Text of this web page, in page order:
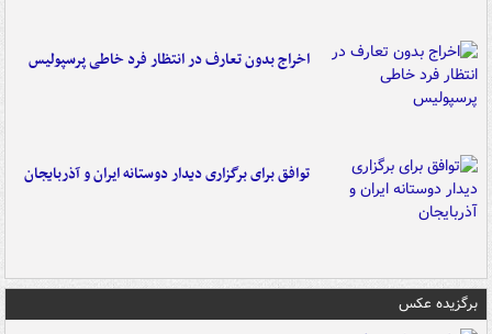
اخراج بدون تعارف در انتظار فرد خاطی پرسپولیس
توافق برای برگزاری دیدار دوستانه ایران و آذربایجان
برگزیده عکس